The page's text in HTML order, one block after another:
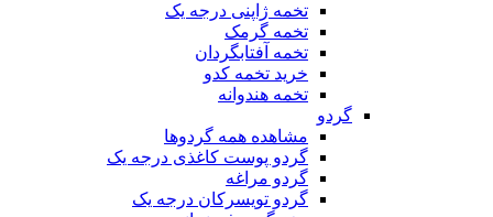
تخمه ژاپنی درجه یک
تخمه گرمک
تخمه آفتابگردان
خرید تخمه کدو
تخمه هندوانه
گردو
مشاهده همه گردوها
گردو پوست کاغذی درجه یک
گردو مراغه
گردو تویسرکان درجه یک